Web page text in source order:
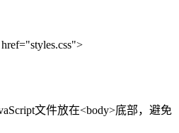
文件放在<body>底部，避免